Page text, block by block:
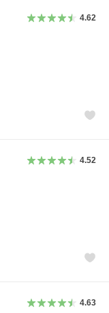
4.62
4.52
4.63